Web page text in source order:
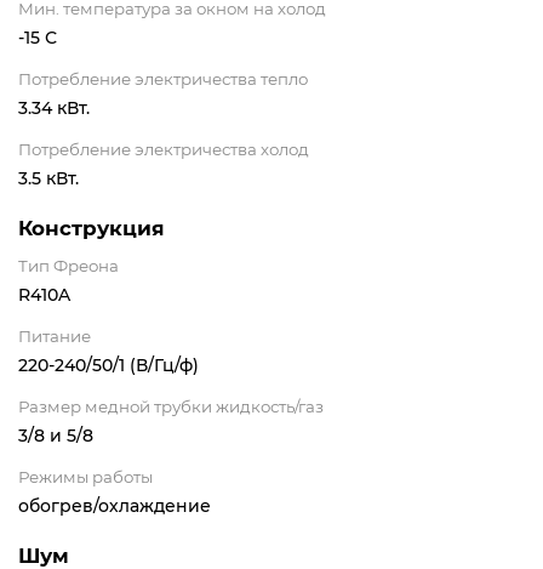
Мин. температура за окном на холод
-15 С
Потребление электричества тепло
3.34 кВт.
Потребление электричества холод
3.5 кВт.
Конструкция
Тип Фреона
R410A
Питание
220-240/50/1 (В/Гц/ф)
Размер медной трубки жидкость/газ
3/8 и 5/8
Режимы работы
обогрев/охлаждение
Шум